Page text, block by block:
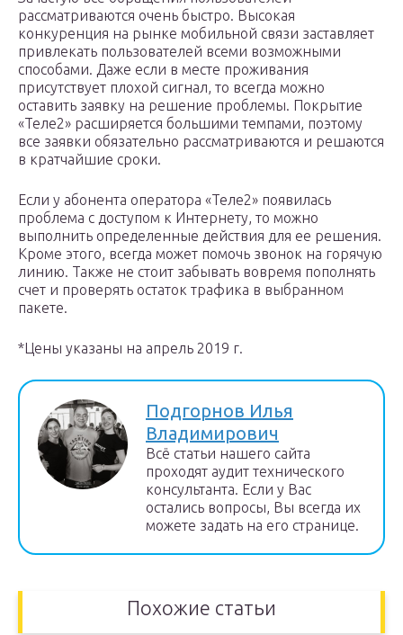
рассматриваются очень быстро. Высокая
конкуренция на рынке мобильной связи заставляет
привлекать пользователей всеми возможными
способами. Даже если в месте проживания
присутствует плохой сигнал, то всегда можно
оставить заявку на решение проблемы. Покрытие
«Теле2» расширяется большими темпами, поэтому
все заявки обязательно рассматриваются и решаются
в кратчайшие сроки.
Если у абонента оператора «Теле2» появилась
проблема с доступом к Интернету, то можно
выполнить определенные действия для ее решения.
Кроме этого, всегда может помочь звонок на горячую
линию. Также не стоит забывать вовремя пополнять
счет и проверять остаток трафика в выбранном
пакете.
*Цены указаны на апрель 2019 г.
Подгорнов Илья
Владимирович
Всё статьи нашего сайта
проходят аудит технического
консультанта. Если у Вас
остались вопросы, Вы всегда их
можете задать на его странице.
Похожие статьи